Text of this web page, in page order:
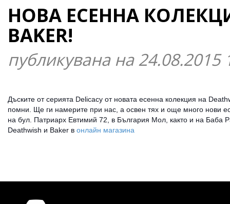
НОВА ЕСЕННА
BAKER!
публикувана на
Дъските от серията Delicacy от новата есенна колекция на
помни. Ще ги намерите при нас, а освен тях и още много нови
на бул. Патриарх Евтимий 72, в България Мол, както и на Баба
Deathwish и Baker в онлайн магазина